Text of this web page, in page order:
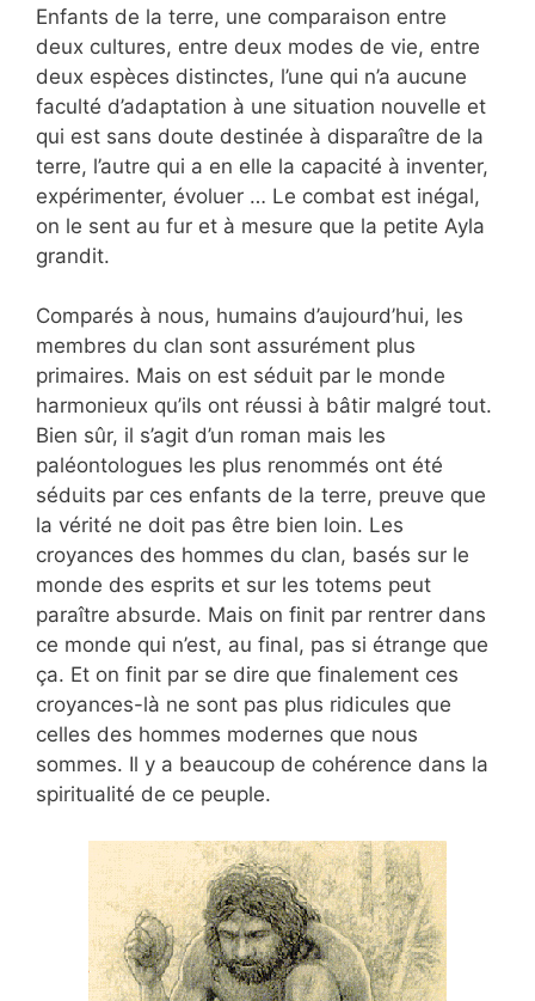
Enfants de la terre, une comparaison entre
deux cultures, entre deux modes de vie, entre
deux espèces distinctes, l’une qui n’a aucune
faculté d’adaptation à une situation nouvelle et
qui est sans doute destinée à disparaître de la
terre, l’autre qui a en elle la capacité à inventer,
expérimenter, évoluer … Le combat est inégal,
on le sent au fur et à mesure que la petite Ayla
grandit.
Comparés à nous, humains d’aujourd’hui, les
membres du clan sont assurément plus
primaires. Mais on est séduit par le monde
harmonieux qu’ils ont réussi à bâtir malgré tout.
Bien sûr, il s’agit d’un roman mais les
paléontologues les plus renommés ont été
séduits par ces enfants de la terre, preuve que
la vérité ne doit pas être bien loin. Les
croyances des hommes du clan, basés sur le
monde des esprits et sur les totems peut
paraître absurde. Mais on finit par rentrer dans
ce monde qui n’est, au final, pas si étrange que
ça. Et on finit par se dire que finalement ces
croyances-là ne sont pas plus ridicules que
celles des hommes modernes que nous
sommes. Il y a beaucoup de cohérence dans la
spiritualité de ce peuple.